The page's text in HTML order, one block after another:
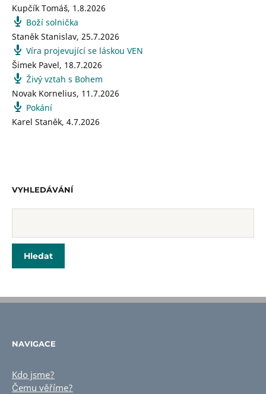
Kupčík Tomáš, 1.8.2026
Boží solnička
Staněk Stanislav, 25.7.2026
Víra projevující se láskou VEN
Šimek Pavel, 18.7.2026
Živý vztah s Bohem
Novak Kornelius, 11.7.2026
Pokání
Karel Staněk, 4.7.2026
VYHLEDÁVÁNÍ
NAVIGACE
Kdo jsme?
Čemu věříme?